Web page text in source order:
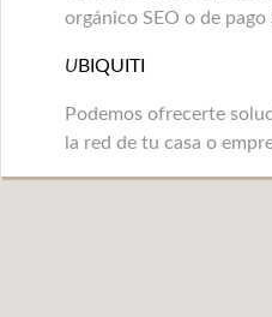
orgánico SEO o de pago
UBIQUITI
Podemos ofrecerte
la red de tu casa o